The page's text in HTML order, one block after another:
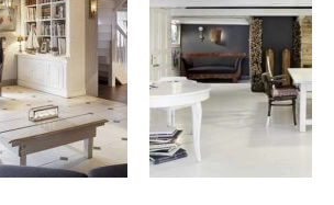
EKO ŻYCIE
PRZYRODA
DOMOWE